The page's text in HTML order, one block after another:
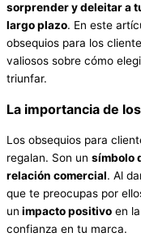
sorprender y deleitar at
largo plazo. En este
obsequios para los
valiosos sobre cómo
triunfar.
La importancia de
Los obsequios para
regalan. Son un símbolo
relación comercial. Al
que te preocupas por
un impacto positivo en
confianza en tu marca.